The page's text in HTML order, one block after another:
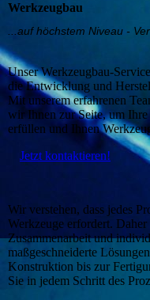
Werkzeugbau
...auf höchstem Niveau -
Unser Werkzeugbau-
die Entwicklung und
Mit unserem erfahrenen
wir Ihnen zur Seite, um
erfüllen und Ihnen
Jetzt kontaktieren!
Wir verstehen, dass jedes
Werkzeuge erfordert.
Zusammenarbeit und
maßgeschneiderte
Konstruktion bis zur
Sie in jedem Schritt des